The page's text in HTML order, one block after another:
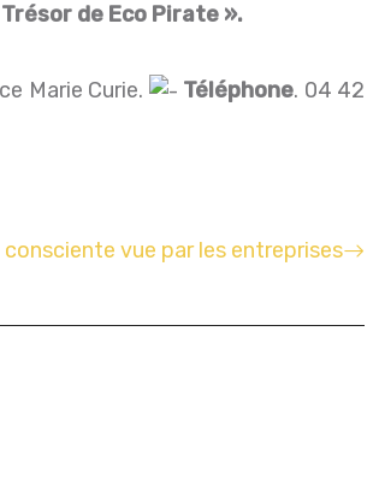
de Eco Pirate ».
Marie Curie. Téléphone. 04 42
vue par les entreprises